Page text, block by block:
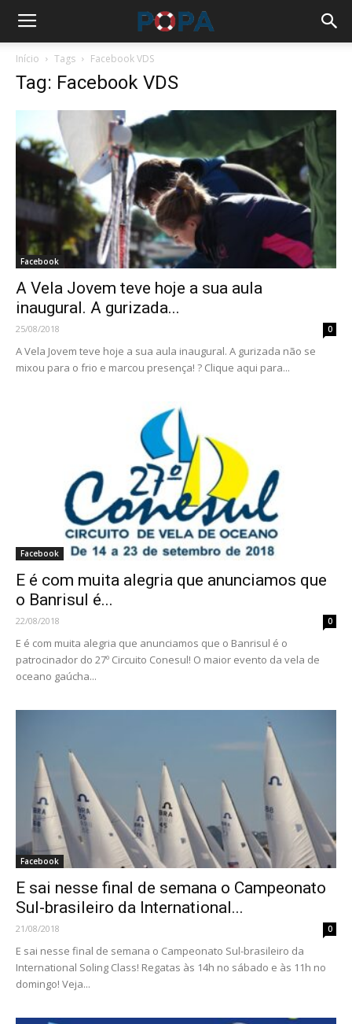
Início Tags Facebook VDS
Tag: Facebook VDS
Facebook
A Vela Jovem teve hoje a sua aula
inaugural. A gurizada...
25/08/2018 0
A Vela Jovem teve hoje a sua aula inaugural. A gurizada não se
mixou para o frio e marcou presença! ? Clique aqui para...
Facebook
E é com muita alegria que anunciamos que
o Banrisul é...
22/08/2018 0
E é com muita alegria que anunciamos que o Banrisul é o
patrocinador do 27º Circuito Conesul! O maior evento da vela de
oceano gaúcha...
Facebook
E sai nesse final de semana o Campeonato
Sul-brasileiro da International...
21/08/2018 0
E sai nesse final de semana o Campeonato Sul-brasileiro da
International Soling Class! Regatas às 14h no sábado e às 11h no
domingo! Veja...